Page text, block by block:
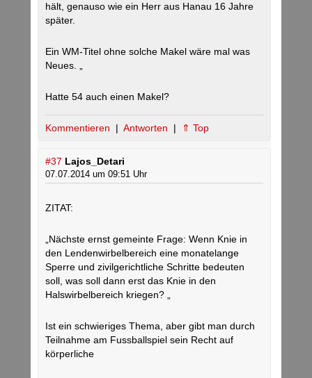
hält, genauso wie ein Herr aus Hanau 16 Jahre
später.
Ein WM-Titel ohne solche Makel wäre mal was
Neues. „
Hatte 54 auch einen Makel?
Kommentieren | Antworten | ⇑ Top
#37 Lajos_Detari
07.07.2014 um 09:51 Uhr
ZITAT:
„Nächste ernst gemeinte Frage: Wenn Knie in
den Lendenwirbelbereich eine monatelange
Sperre und zivilgerichtliche Schritte bedeuten
soll, was soll dann erst das Knie in den
Halswirbelbereich kriegen? „
Ist ein schwieriges Thema, aber gibt man durch
Teilnahme am Fussballspiel sein Recht auf
körperliche